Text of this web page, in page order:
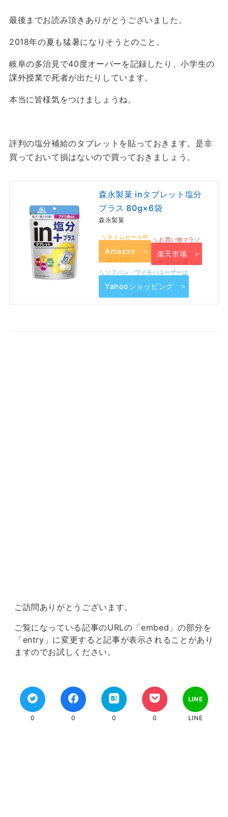
最後までお読み頂きありがとうございました。
2018年の夏も猛暑になりそうとのこと。
岐阜の多治見で40度オーバーを記録したり、小学生の
課外授業で死者が出たりしています。
本当に皆様気をつけましょうね。
評判の塩分補給のタブレットを貼っておきます。是非
買っておいて損はないので買っておきましょう。
森永製菓 inタブレット塩分
プラス 80g×6袋
森永製菓
Amazon 楽天市場
Yahooショッピング
ご訪問ありがとうございます。
ご覧になっている記事のURLの「embed」の部分を
「entry」に変更すると記事が表示されることがあり
ますのでお試しください。
0 0 0 0
LINE
LINE